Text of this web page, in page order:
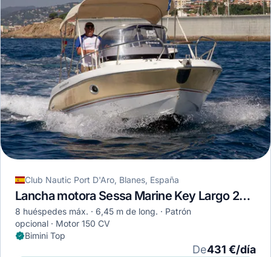
Club Nautic Port D'Aro, Blanes, España
Lancha motora Sessa Marine Key Largo 22 · 2012
8 huéspedes máx. 6,45 m de long.
Patrón
opcional
Motor 150 CV
Bimini Top
De431 €/día